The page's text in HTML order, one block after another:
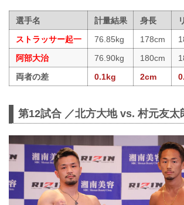
選手名 計量結果 身長
ストラッサー起一
76.85kg 178cm
阿部大治
76.90kg 180cm
両者の差
0.1kg 2cm
第12試合 ／北方大地 vs. 村元友太